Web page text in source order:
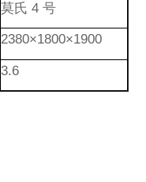
莫氏 4 号
2380×1800×1900
3.6